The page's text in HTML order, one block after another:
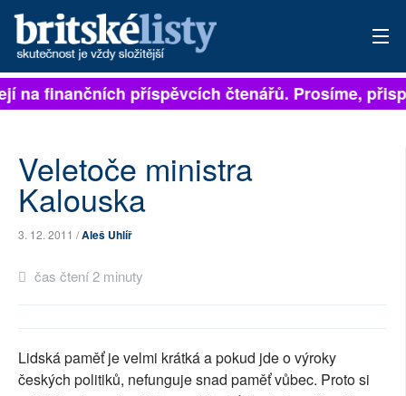
PŘIHLÁSIT
ARCHIV
PŘÍSPĚVKY NA PROVOZ
na finančních příspěvcích čtenářů. Prosíme,
Veletoče ministra
Kalouska
3. 12. 2011 /Aleš Uhlíř
čas čtení 2 minuty
Lidská paměť je velmi krátká a pokud jde o výroky
českých politiků, nefunguje snad paměť vůbec. Proto si